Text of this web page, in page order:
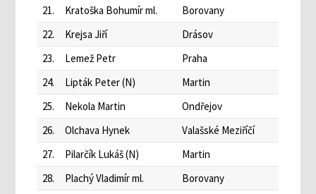
21.
Kratoška Bohumír ml.
Borovany
22.
Krejsa Jiří
Drásov
23.
Lemež Petr
Praha
24.
Lipták Peter (N)
Martin
25.
Nekola Martin
Ondřejov
26.
Olchava Hynek
Valašské Meziříčí
27.
Pilarčík Lukáš (N)
Martin
28.
Plachý Vladimír ml.
Borovany